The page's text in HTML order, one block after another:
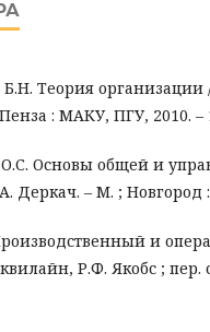
Б.Н. Теория организации
: МАКУ, ПГУ, 2010. –
Основы общей и
Деркач. – М. ; Новгород :
и
Р.Ф. Якобс ; пер.